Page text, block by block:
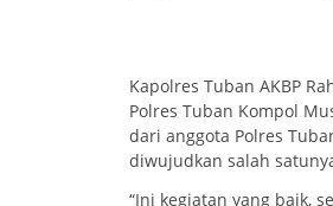
Kapolres Tuban AKBP
Polres Tuban Kompol
dari anggota Polres
diwujudkan salah
“Ini kegiatan yang baik,